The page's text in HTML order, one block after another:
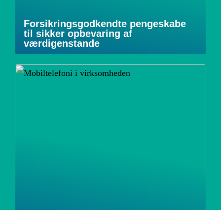
Forsikringsgodkendte pengeskabe
til sikker opbevaring af
værdigenstande